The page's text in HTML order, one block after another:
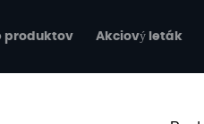
produktov Akciový leták